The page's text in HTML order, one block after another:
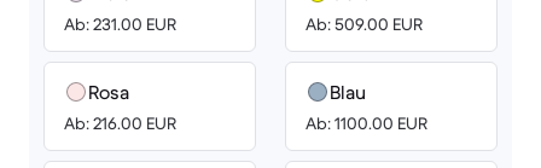
Ab: 231.00 EUR
Rosa
Ab: 216.00 EUR
Ab: 509.00 EUR
Blau
Ab: 1100.00 EUR